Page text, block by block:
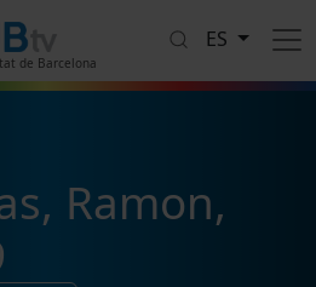
de Barcelona
ES
Ramon,